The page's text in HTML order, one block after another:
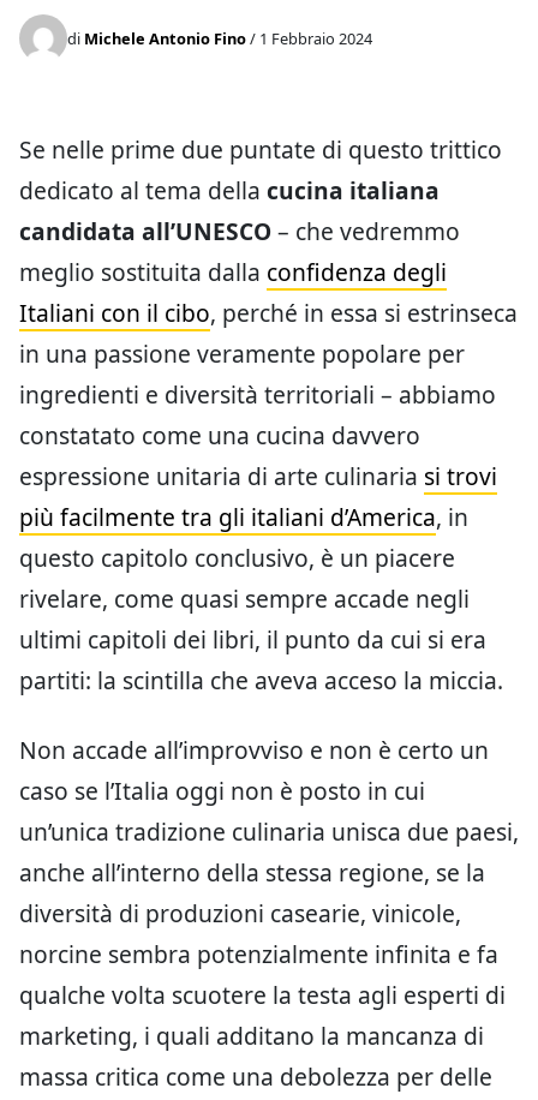
di Michele Antonio Fino/ 1 Febbraio 2024
Se nelle prime due puntate di questo trittico
dedicato al tema della cucina italiana
candidata all’UNESCO– che vedremmo
meglio sostituita dalla confidenza degli
Italiani con il cibo, perché in essa si estrinseca
in una passione veramente popolare per
ingredienti e diversità territoriali – abbiamo
constatato come una cucina davvero
espressione unitaria di arte culinaria si trovi
più facilmente tra gli italiani d’America, in
questo capitolo conclusivo, è un piacere
rivelare, come quasi sempre accade negli
ultimi capitoli dei libri, il punto da cui si era
partiti: la scintilla che aveva acceso la miccia.
Non accade all’improvviso e non è certo un
caso se l’Italia oggi non è posto in cui
un’unica tradizione culinaria unisca due paesi,
anche all’interno della stessa regione, se la
diversità di produzioni casearie, vinicole,
norcine sembra potenzialmente infinita e fa
qualche volta scuotere la testa agli esperti di
marketing, i quali additano la mancanza di
massa critica come una debolezza per delle